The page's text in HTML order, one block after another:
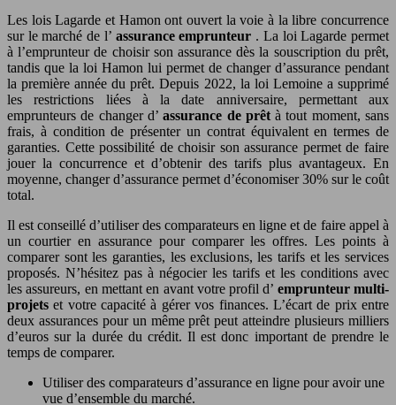
Les lois Lagarde et Hamon ont ouvert la voie à la libre concurrence
sur le marché de l’ assurance emprunteur . La loi Lagarde permet
à l’emprunteur de choisir son assurance dès la souscription du prêt,
tandis que la loi Hamon lui permet de changer d’assurance pendant
la première année du prêt. Depuis 2022, la loi Lemoine a supprimé
les restrictions liées à la date anniversaire, permettant aux
emprunteurs de changer d’assurance de prêtà tout moment, sans
frais, à condition de présenter un contrat équivalent en termes de
garanties. Cette possibilité de choisir son assurance permet de faire
jouer la concurrence et d’obtenir des tarifs plus avantageux. En
moyenne, changer d’assurance permet d’économiser 30% sur le coût
total.
Il est conseillé d’utiliser des comparateurs en ligne et de faire appel à
un courtier en assurance pour comparer les offres. Les points à
comparer sont les garanties, les exclusions, les tarifs et les services
proposés. N’hésitez pas à négocier les tarifs et les conditions avec
les assureurs, en mettant en avant votre profil d’ emprunteur multi-
projetset votre capacité à gérer vos finances. L’écart de prix entre
deux assurances pour un même prêt peut atteindre plusieurs milliers
d’euros sur la durée du crédit. Il est donc important de prendre le
temps de comparer.
Utiliser des comparateurs d’assurance en ligne pour avoir une
vue d’ensemble du marché.